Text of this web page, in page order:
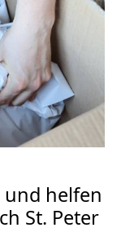
helfen
St. Peter